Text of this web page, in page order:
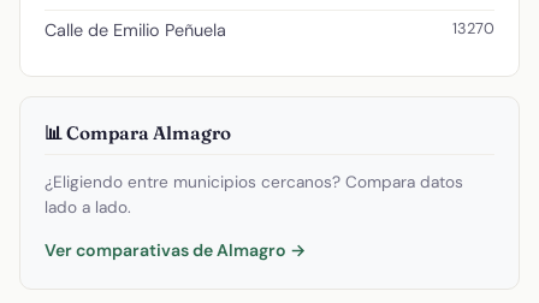
Calle de Emilio Peñuela 13270
📊 Compara Almagro
¿Eligiendo entre municipios cercanos? Compara datos
lado a lado.
Ver comparativas de Almagro →